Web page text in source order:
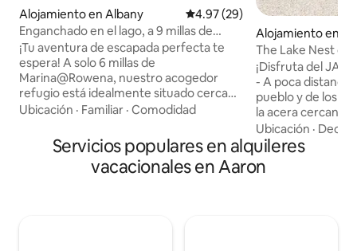
Alojamiento en Albany Calificación promedio: 4.97 de
4.97 (29)
Enganchado en el lago, a 9 millas de
Marina Rowena
¡Tu aventura de escapada perfecta te
espera! A solo 6 millas de
Marina@Rowena, nuestro acogedor
refugio está idealmente situado cerca
de un hermoso lago para navegar,
de un día de aventura, relájate en un
espacio cómodo con una cocina
totalmente equipada. Con un amplio
Ubicación · Familiar · Comodidad
Alojamiento en
The Lake Nest
Square - ¡Con
¡Disfruta del
- A poca distancia
pueblo y de los
la acera cercana
millas a
la rampa para
Hermoso
del lago - 2 habitaciones con 3 camas
Ubicación ·
Servicios populares en alquileres
vacacionales en Aaron